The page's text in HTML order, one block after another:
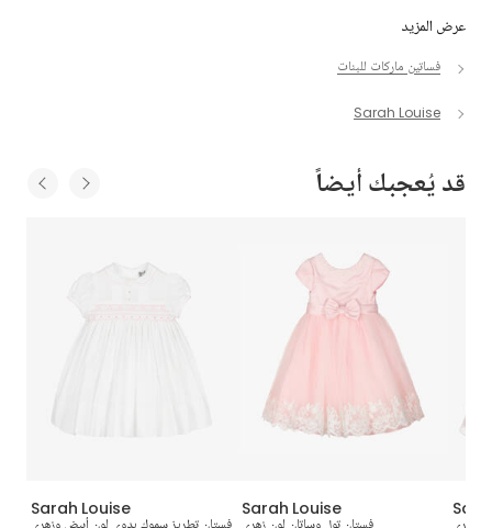
عرض المزيد
فساتين ماركات للبنات
Sarah Louise
قد يُعجبك أيضاً
Sarah Louise Sarah Louise